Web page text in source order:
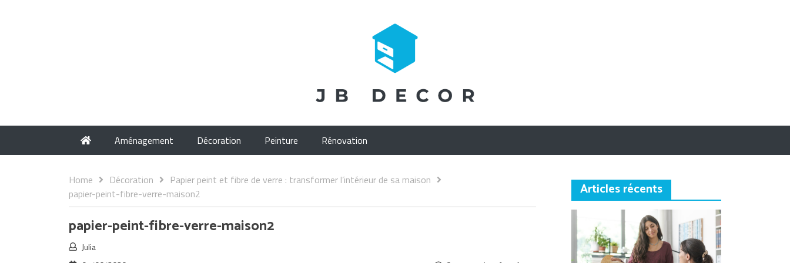
Aménagement Décoration Peinture Rénovation
Home Décoration
Papier peint et fibre de verre : transformer l’intérieur de sa maison
papier-peint-fibre-verre-maison2
papier-peint-fibre-verre-maison2
Julia
Articles récents